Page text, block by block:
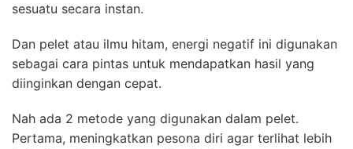
sesuatu secara instan.
Dan pelet atau ilmu hitam, energi negatif ini digunakan
sebagai cara pintas untuk mendapatkan hasil yang
diinginkan dengan cepat.
Nah ada 2 metode yang digunakan dalam pelet.
Pertama, meningkatkan pesona diri agar terlihat lebih